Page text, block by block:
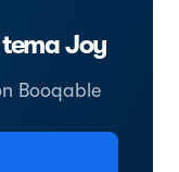
Joy
Booqable